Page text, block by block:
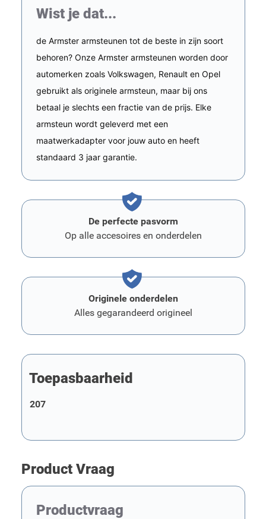
Wist je dat...
de Armster armsteunen tot de beste in zijn soort
behoren? Onze Armster armsteunen worden door
automerken zoals Volkswagen, Renault en Opel
gebruikt als originele armsteun, maar bij ons
betaal je slechts een fractie van de prijs. Elke
armsteun wordt geleverd met een
maatwerkadapter voor jouw auto en heeft
standaard 3 jaar garantie.
De perfecte pasvorm
Op alle accesoires en onderdelen
Originele onderdelen
Alles gegarandeerd origineel
Toepasbaarheid
207
Product Vraag
Productvraag